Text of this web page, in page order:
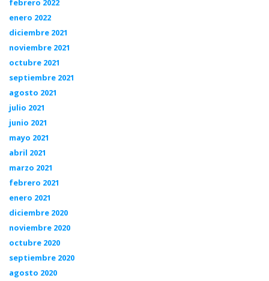
febrero 2022
enero 2022
diciembre 2021
noviembre 2021
octubre 2021
septiembre 2021
agosto 2021
julio 2021
junio 2021
mayo 2021
abril 2021
marzo 2021
febrero 2021
enero 2021
diciembre 2020
noviembre 2020
octubre 2020
septiembre 2020
agosto 2020